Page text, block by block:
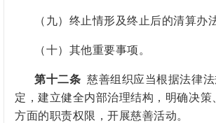
（九）终止情形及终止后的清算办
（十）其他重要事项。
第十二条 慈善组织应当根据法律
定，建立健全内部治理结构，明确决策
方面的职责权限，开展慈善活动。